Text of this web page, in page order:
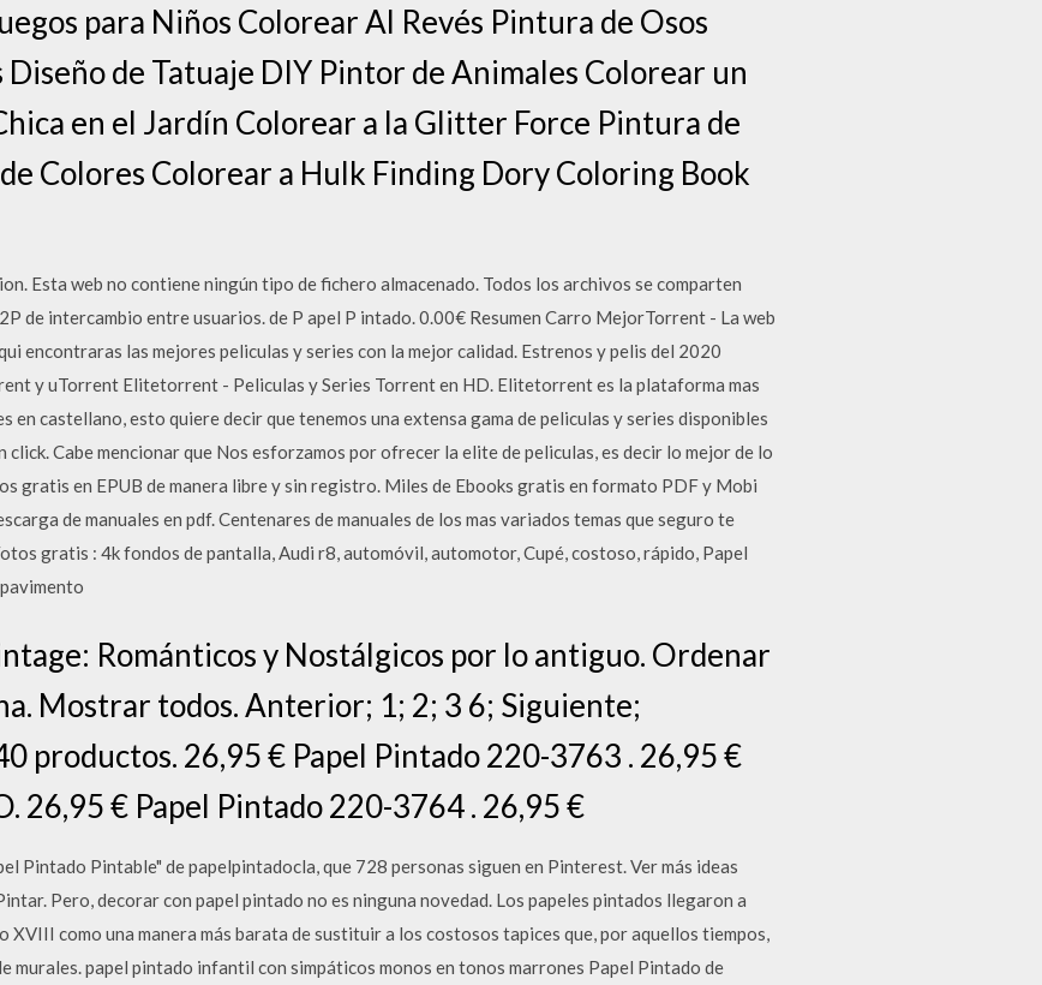
para Niños Colorear Al Revés Pintura de Osos
de Tatuaje DIY Pintor de Animales Colorear un
en el Jardín Colorear a la Glitter Force Pintura de
Colores Colorear a Hulk Finding Dory Coloring Book
Esta web no contiene ningún tipo de fichero almacenado. Todos los archivos se comparten
de intercambio entre usuarios. de P apel P intado. 0.00€ Resumen Carro MejorTorrent - La web
encontraras las mejores peliculas y series con la mejor calidad. Estrenos y pelis del 2020
y uTorrent Elitetorrent - Peliculas y Series Torrent en HD. Elitetorrent es la plataforma mas
en castellano, esto quiere decir que tenemos una extensa gama de peliculas y series disponibles
Cabe mencionar que Nos esforzamos por ofrecer la elite de peliculas, es decir lo mejor de lo
gratis en EPUB de manera libre y sin registro. Miles de Ebooks gratis en formato PDF y Mobi
de manuales en pdf. Centenares de manuales de los mas variados temas que seguro te
gratis : 4k fondos de pantalla, Audi r8, automóvil, automotor, Cupé, costoso, rápido, Papel
Románticos y Nostálgicos por lo antiguo. Ordenar
Mostrar todos. Anterior; 1; 2; 3 6; Siguiente;
productos. 26,95 € Papel Pintado 220-3763 . 26,95 €
26,95 € Papel Pintado 220-3764 . 26,95 €
Pintado Pintable" de papelpintadocla, que 728 personas siguen en Pinterest. Ver más ideas
Pero, decorar con papel pintado no es ninguna novedad. Los papeles pintados llegaron a
XVIII como una manera más barata de sustituir a los costosos tapices que, por aquellos tiempos,
murales. papel pintado infantil con simpáticos monos en tonos marrones Papel Pintado de